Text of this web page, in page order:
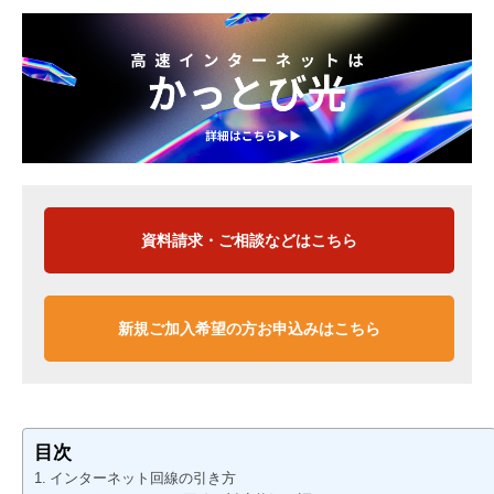
資料請求・ご相談などはこちら
新規ご加入希望の方お申込みはこちら
目次
インターネット回線の引き方